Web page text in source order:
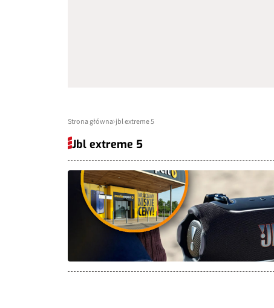
Strona główna jbl extreme 5
Jbl extreme 5